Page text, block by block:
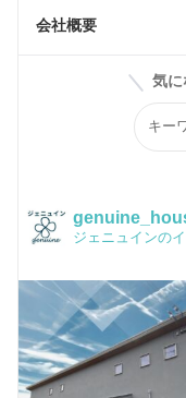
輸入住宅リフォー
工事日記/店舗
スタッフブログ
ジェニュインのこ
ジェニュインの
ジェニュイン工事
雑貨屋petit jenny
Instagram
ピンタレスト
houzz
会社概要
おうちづくり
気に
ジェニュインの